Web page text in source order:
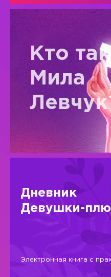
Кто
Мила
Дневник
Девушки-
Электронная книга с